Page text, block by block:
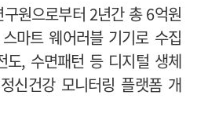
원으로부터 2년간 총 6억원
마트 웨어러블 기기로 수집
도, 수면패턴 등 디지털 생체
신건강 모니터링 플랫폼 개